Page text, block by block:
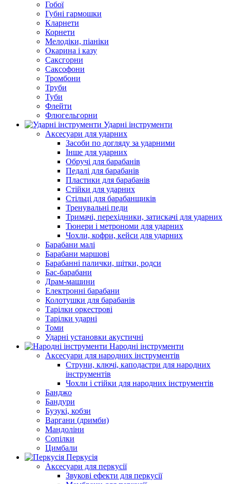
Гобої
Губні гармошки
Кларнети
Корнети
Мелодіки, піаніки
Окарина і казу
Саксгорни
Саксофони
Тромбони
Труби
Туби
Флейти
Флюгельгорни
Ударні інструменти
Аксесуари для ударних
Засоби по догляду за ударними
Інше для ударних
Обручі для барабанів
Педалі для барабанів
Пластики для барабанів
Стійки для ударних
Стільці для барабанщиків
Тренувальні педи
Тримачі, перехідники, затискачі для ударних
Тюнери і метрономи для ударних
Чохли, кофри, кейси для ударних
Барабани малі
Барабани маршові
Барабанні палички, щітки, родси
Бас-барабани
Драм-машини
Електронні барабани
Колотушки для барабанів
Тарілки оркестрові
Тарілки ударні
Томи
Ударні установки акустичні
Народні інструменти
Аксесуари для народних інструментів
Струни, ключі, каподастри для народних
інструментів
Чохли і стійки для народних інструментів
Банджо
Бандури
Бузукі, кобзи
Варгани (дримби)
Мандоліни
Сопілки
Цимбали
Перкусія
Аксесуари для перкусії
Звукові ефекти для перкусії